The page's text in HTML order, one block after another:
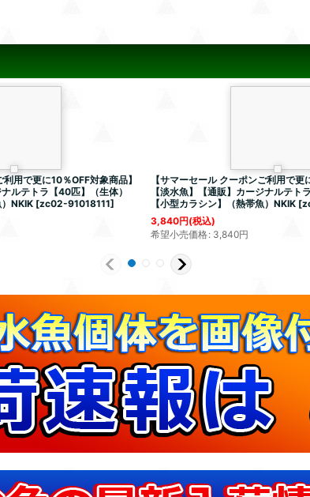
用で更に10％OFF対象商品】
ルテトラ【40匹】（生体）
）NKIK [zc02-91018111]
【サマーセール クーポンご利用で更
【淡水魚】【通販】カージナルテト
【小型カラシン】（熱帯魚）NKIK [
3,840円(税込)
希望小売価格: 3,840円